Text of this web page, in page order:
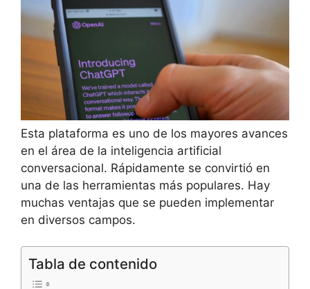
Esta plataforma es uno de los mayores avances
en el área de la inteligencia artificial
conversacional. Rápidamente se convirtió en
una de las herramientas más populares. Hay
muchas ventajas que se pueden implementar
en diversos campos.
Tabla de contenido